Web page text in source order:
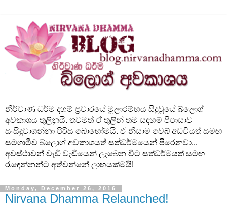
නිර්වාණ ධර්ම දහම් ප්‍රචාරයේ මූලාරම්භය සිදුවූයේ බ්ලොග්
අවකාශය තුලිනුයි. තවමත් ඒ තුලින් තම සඳහම් පිපාසාව
සංසිඳුවාගන්නා පිරිස බොහෝමයි. ඒ නිසාම වෙබ් අඩවියත් සමඟ
සමගාමීව බ්ලොග් අවකාශයත් සත්ධර්මයෙන් පිරෙනවා...
අවස්ථාවන් වැඩි වැඩියෙන් ලැබෙන විට සත්ධර්මයත් සමඟ
රැඳෙන්නන්ට අත්වන්නේ ලාභයක්මයි!
Monday, December 26, 2016
Nirvana Dhamma Relaunched!